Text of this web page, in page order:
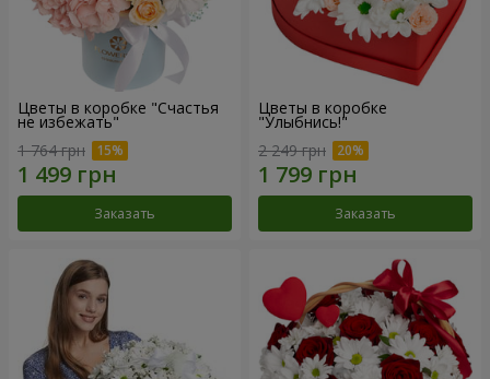
Цветы в коробке "Счастья
не избежать"
1 764 грн
Заказать
Цветы в коробке
"Улыбнись!"
2 249 грн
Заказать